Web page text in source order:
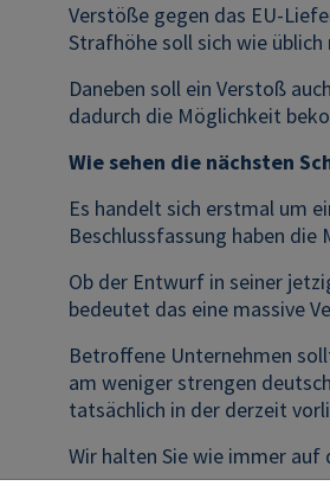
Verstöße gegen das EU-
Strafhöhe soll sich wie
Daneben soll ein Verstoß
dadurch die Möglichkeit
Wie sehen die nächsten
Es handelt sich erstmal um
Beschlussfassung haben
Ob der Entwurf in seiner
bedeutet das eine massive
Betroffene Unternehmen
am weniger strengen
tatsächlich in der derzeit
Wir halten Sie wie immer auf